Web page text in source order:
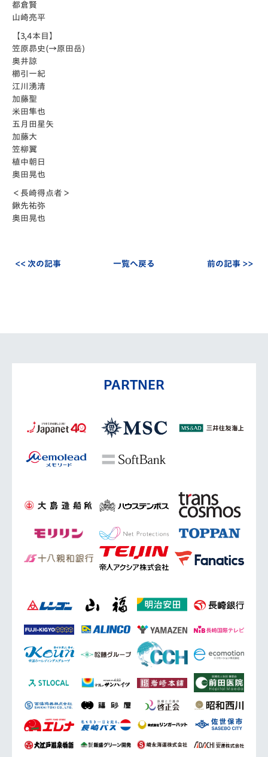
都倉賢
山崎亮平
【3,4本目】
笠原昴史(→原田岳)
奥井諒
櫛引一紀
江川湧清
加藤聖
米田隼也
五月田星矢
加藤大
笠柳翼
植中朝日
奥田晃也
＜長崎得点者＞
鍬先祐弥
奥田晃也
<< 次の記事 一覧へ戻る 前の記事 >>
PARTNER